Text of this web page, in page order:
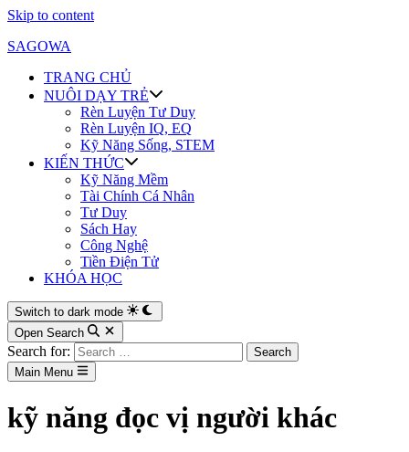
Skip to content
SAGOWA
TRANG CHỦ
NUÔI DẠY TRẺ
Rèn Luyện Tư Duy
Rèn Luyện IQ, EQ
Kỹ Năng Sống, STEM
KIẾN THỨC
Kỹ Năng Mềm
Tài Chính Cá Nhân
Tư Duy
Sách Hay
Công Nghệ
Tiền Điện Tử
KHÓA HỌC
Switch to dark mode
Open Search
Search for:
Main Menu
kỹ năng đọc vị người khác